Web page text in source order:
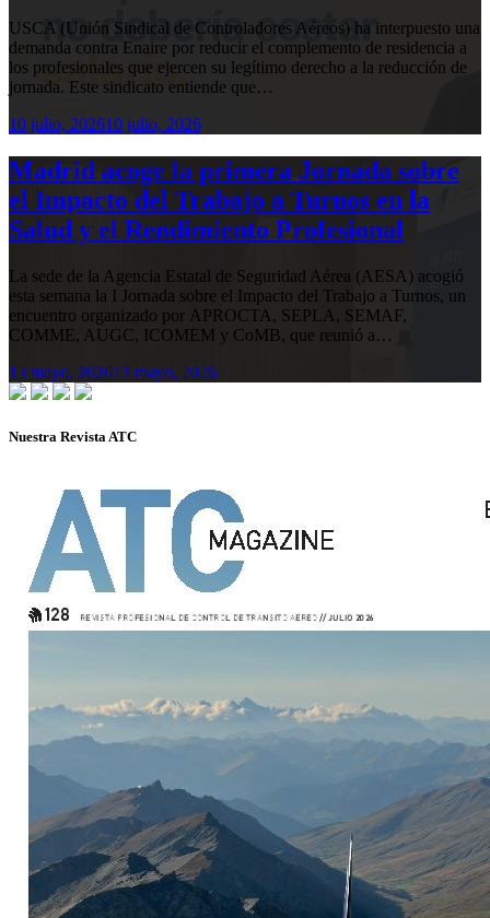
USCA (Unión Sindical de Controladores Aéreos) ha interpuesto una
demanda contra Enaire por reducir el complemento de residencia a
los profesionales que ejercen su legítimo derecho a la reducción de
jornada. Este sindicato entiende que…
10 julio, 202610 julio, 2026
Madrid acoge la primera Jornada sobre
el Impacto del Trabajo a Turnos en la
Salud y el Rendimiento Profesional
La sede de la Agencia Estatal de Seguridad Aérea (AESA) acogió
esta semana la I Jornada sobre el Impacto del Trabajo a Turnos, un
encuentro organizado por APROCTA, SEPLA, SEMAF,
COMME, AUGC, ICOMEM y CoMB, que reunió a…
13 mayo, 202613 mayo, 2026
Nuestra Revista ATC